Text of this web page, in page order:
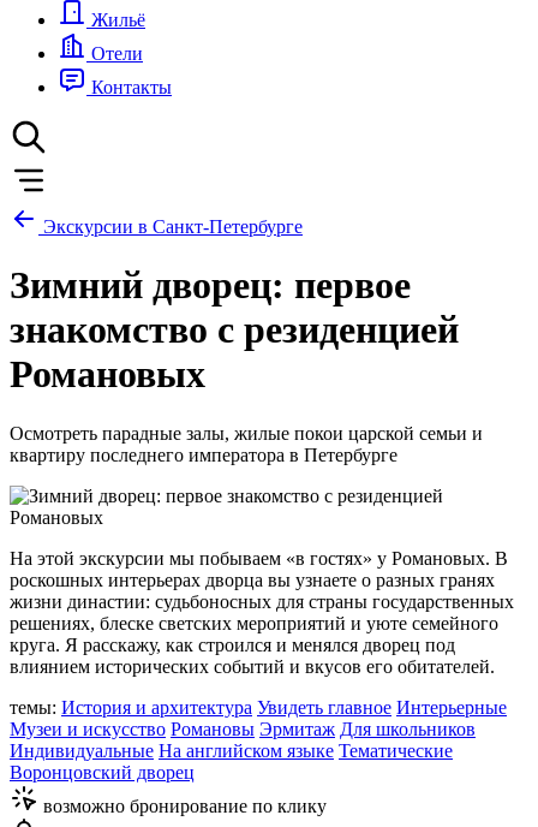
Жильё
Отели
Контакты
Экскурсии в Санкт-Петербурге
Зимний дворец: первое
знакомство с резиденцией
Романовых
Осмотреть парадные залы, жилые покои царской семьи и
квартиру последнего императора в Петербурге
На этой экскурсии мы побываем «в гостях» у Романовых. В
роскошных интерьерах дворца вы узнаете о разных гранях
жизни династии: судьбоносных для страны государственных
решениях, блеске светских мероприятий и уюте семейного
круга. Я расскажу, как строился и менялся дворец под
влиянием исторических событий и вкусов его обитателей.
темы: История и архитектура Увидеть главное Интерьерные
Музеи и искусство Романовы Эрмитаж Для школьников
Индивидуальные На английском языке Тематические
Воронцовский дворец
возможно бронирование по клику